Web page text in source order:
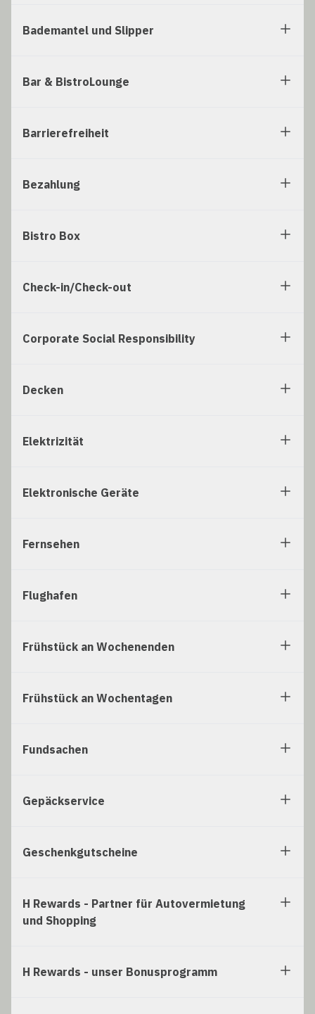
Bademantel und Slipper
Bar & BistroLounge
Barrierefreiheit
Bezahlung
Bistro Box
Check-in/Check-out
Corporate Social Responsibility
Decken
Elektrizität
Elektronische Geräte
Fernsehen
Flughafen
Frühstück an Wochenenden
Frühstück an Wochentagen
Fundsachen
Gepäckservice
Geschenkgutscheine
H Rewards - Partner für Autovermietung
und Shopping
H Rewards - unser Bonusprogramm